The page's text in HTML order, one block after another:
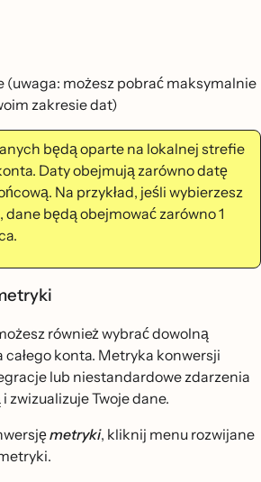
(uwaga: możesz pobrać maksymalnie
zakresie dat)
będą oparte na lokalnej strefie
Daty obejmują zarówno datę
Na przykład, jeśli wybierzesz
dane będą obejmować zarówno 1
również wybrać dowolną
konta. Metryka konwersji
lub niestandardowe zdarzenia
zwizualizuje Twoje dane.
metryki, kliknij menu rozwijane